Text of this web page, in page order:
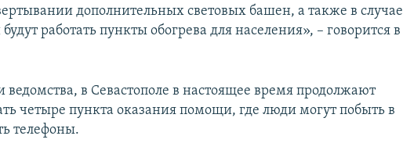
дополнительных световых башен, а также в случае
работать пункты обогрева для населения», – говорится в
в Севастополе в настоящее время продолжают
четыре пункта оказания помощи, где люди могут побыть в
телефоны.